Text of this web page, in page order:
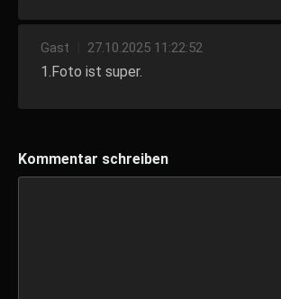
Gast 27.10.2025 11:22:52
1.Foto ist super.
Kommentar schreiben